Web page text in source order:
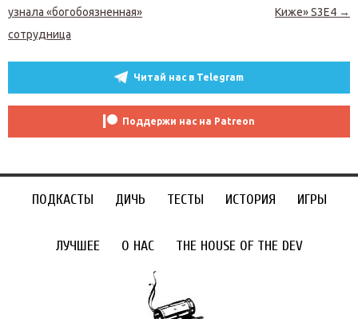
узнала «богобоязненная»
сотрудница
Киже» S3E4 →
Читай нас в Telegram
Поддержи нас на Patreon
ПОДКАСТЫ ДИЧЬ ТЕСТЫ ИСТОРИЯ ИГРЫ
ЛУЧШЕЕ О НАС THE HOUSE OF THE DEV